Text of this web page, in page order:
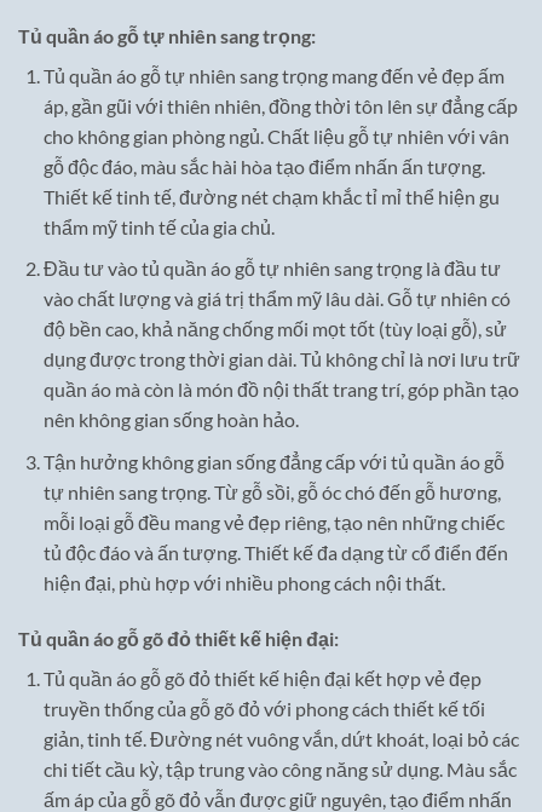
Tủ quần áo gỗ tự nhiên sang trọng:
Tủ quần áo gỗ tự nhiên sang trọng mang đến vẻ đẹp ấm
áp, gần gũi với thiên nhiên, đồng thời tôn lên sự đẳng cấp
cho không gian phòng ngủ. Chất liệu gỗ tự nhiên với vân
gỗ độc đáo, màu sắc hài hòa tạo điểm nhấn ấn tượng.
Thiết kế tinh tế, đường nét chạm khắc tỉ mỉ thể hiện gu
thẩm mỹ tinh tế của gia chủ.
Đầu tư vào tủ quần áo gỗ tự nhiên sang trọng là đầu tư
vào chất lượng và giá trị thẩm mỹ lâu dài. Gỗ tự nhiên có
độ bền cao, khả năng chống mối mọt tốt (tùy loại gỗ), sử
dụng được trong thời gian dài. Tủ không chỉ là nơi lưu trữ
quần áo mà còn là món đồ nội thất trang trí, góp phần tạo
nên không gian sống hoàn hảo.
Tận hưởng không gian sống đẳng cấp với tủ quần áo gỗ
tự nhiên sang trọng. Từ gỗ sồi, gỗ óc chó đến gỗ hương,
mỗi loại gỗ đều mang vẻ đẹp riêng, tạo nên những chiếc
tủ độc đáo và ấn tượng. Thiết kế đa dạng từ cổ điển đến
hiện đại, phù hợp với nhiều phong cách nội thất.
Tủ quần áo gỗ gõ đỏ thiết kế hiện đại:
Tủ quần áo gỗ gõ đỏ thiết kế hiện đại kết hợp vẻ đẹp
truyền thống của gỗ gõ đỏ với phong cách thiết kế tối
giản, tinh tế. Đường nét vuông vắn, dứt khoát, loại bỏ các
chi tiết cầu kỳ, tập trung vào công năng sử dụng. Màu sắc
ấm áp của gỗ gõ đỏ vẫn được giữ nguyên, tạo điểm nhấn